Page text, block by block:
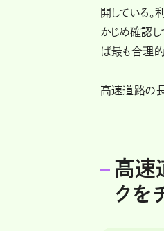
開している。
かじめ確認し
ば最も合理的
高速道路の長
高速
クを